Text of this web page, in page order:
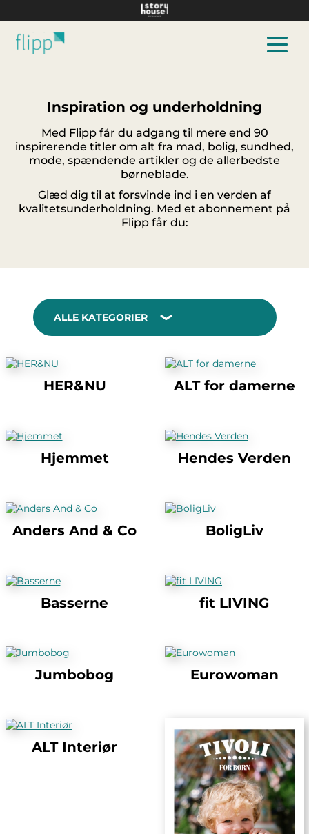
Inspiration og underholdning
Med Flipp får du adgang til mere end 90
inspirerende titler om alt fra mad, bolig, sundhed,
mode, spændende artikler og de allerbedste
børneblade.
Glæd dig til at forsvinde ind i en verden af
kvalitetsunderholdning. Med et abonnement på
Flipp får du:
ALLE KATEGORIER
HER&NU ALT for damerne
Hjemmet Hendes Verden
Anders And & Co BoligLiv
Basserne fit LIVING
Jumbobog Eurowoman
ALT Interiør